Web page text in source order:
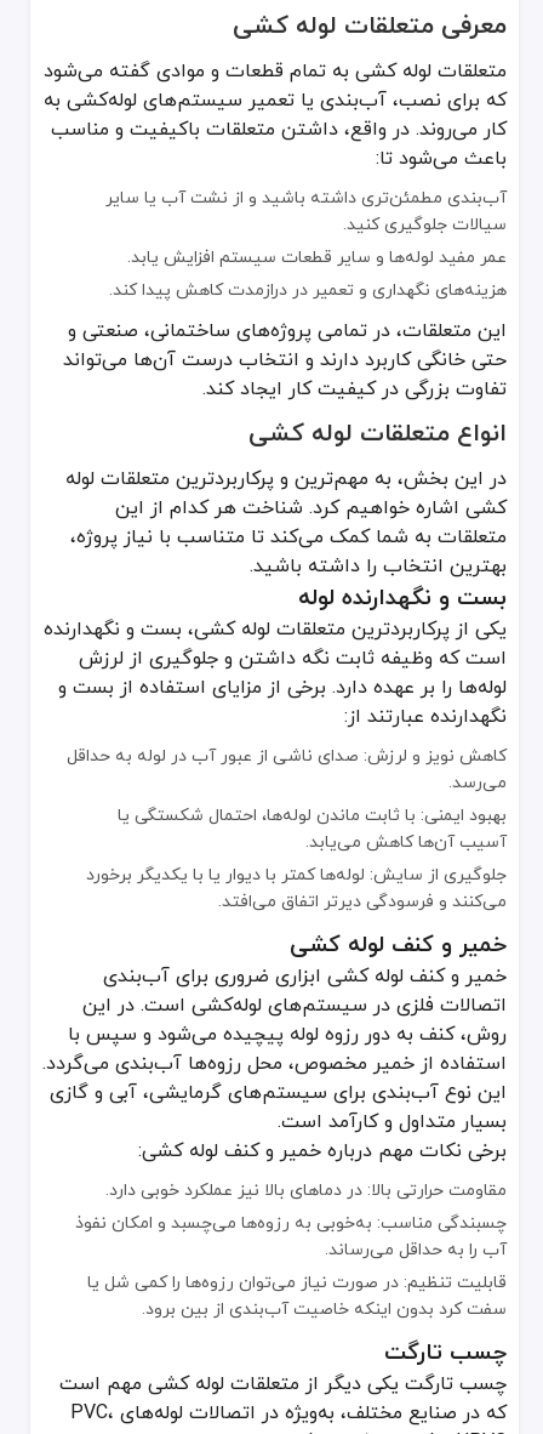
قدرت چسبندگی بالا: اتصالات را کاملاً محکم می‌کند.
سرعت خشک شدن مناسب: زمان انتظار برای تکمیل کار را کاهش
مقاومت شیمیایی: در برابر بسیاری از مواد شیمیایی و شوینده‌ها
هنگام استفاده از چسب تارگت، باید دقت کنید که محل اتصال کاملاً
تفلن مایع سیم ایتالیا
تفلن مایع سیم ایتالیا (یا به اختصار تفلن مایع) یکی از
آب‌بندی کامل و یکنواخت: به‌صورت یک لایه مایع رزوه را می‌پوشاند و
سهولت استفاده: تنها با یک حرکت ساده روی رزوه، آماده آب‌بندی
مقاومت حرارتی و شیمیایی: برای انواع لوله‌های فلزی و پلاستیکی
نحوه انتخاب متعلقات لوله کشی
برای انتخاب بهترین متعلقات لوله کشی، باید به عوامل مختلفی
کیفیت متعلقات
همیشه توجه داشته باشید که کیفیت و استاندارد بودن متعلقات
از فروشگاه‌ها و مراکز تخصصی خرید کنید.
از برندهای شناخته‌شده و معتبر بهره ببرید.
در صورت امکان، گواهی‌های کیفی و استاندارد محصول را بررسی کنید.
قیمت و اقتصادی بودن
هزینه نیز یکی از فاکتورهای تعیین‌کننده در انتخاب متعلقات
بررسی نیاز واقعی پروژه: گاهی خرید محصولات خیلی گران یا با ظرفیت
خرید عمده: در پروژه‌های بزرگ، خرید عمده می‌تواند هزینه نهایی را
شرایط نصب
در شرایط آب‌وهوایی مرطوب، گرم یا سرد و همچنین محیط‌های
نکات ایمنی و نگهداری متعلقات لوله کشی
ایمنی در هنگام کار
استفاده از دستکش و عینک ایمنی: برخی مواد شیمیایی مانند چسب
تهویه مناسب: در محیط‌های بسته، استشمام بخارات چسب یا خمیر
رعایت دستورالعمل سازنده: هر محصول ویژگی و دستورالعمل خاص خود
نگهداری و سرویس دوره‌ای
نگهداری صحیح از متعلقات لوله کشی و بررسی منظم اتصالات
بررسی دوره‌ای نشتی: تمام اتصال‌ها را از نظر وجود رطوبت یا چکه آب
سفت کردن رزوه‌ها: اگر در طول زمان اتصال کمی شل شده است،
تعویض مواد مصرفی: خمیر، کنف و چسب‌ها نیز تاریخ انقضا دارند.
در خرید متعلقات لوله‌کشی، درک دقیق از نقشه‌های اجرایی و فشار کاری
متعلقات لوله کشی نقش مهمی در تضمین کارایی و ایمنی سیستم‌های
قیمت متعلقات لوله‌کشی وابسته به جنس، نوع اتصال، برند، سایز و
بنابراین، با انتخاب آگاهانه متعلقات لوله کشی و رعایت نکات
معرفی متعلقات لوله کشی
متعلقات لوله کشی به تمام قطعات و موادی گفته می‌شود
که برای نصب، آب‌بندی یا تعمیر سیستم‌های لوله‌کشی به
کار می‌روند. در واقع، داشتن متعلقات باکیفیت و مناسب
باعث می‌شود تا:
آب‌بندی مطمئن‌تری داشته باشید و از نشت آب یا سایر
سیالات جلوگیری کنید.
عمر مفید لوله‌ها و سایر قطعات سیستم افزایش یابد.
هزینه‌های نگهداری و تعمیر در درازمدت کاهش پیدا کند.
این متعلقات، در تمامی پروژه‌های ساختمانی، صنعتی و
حتی خانگی کاربرد دارند و انتخاب درست آن‌ها می‌تواند
تفاوت بزرگی در کیفیت کار ایجاد کند.
انواع متعلقات لوله کشی
در این بخش، به مهم‌ترین و پرکاربردترین متعلقات لوله
کشی اشاره خواهیم کرد. شناخت هر کدام از این
متعلقات به شما کمک می‌کند تا متناسب با نیاز پروژه،
بهترین انتخاب را داشته باشید.
بست و نگهدارنده لوله
یکی از پرکاربردترین متعلقات لوله کشی، بست و نگهدارنده
است که وظیفه ثابت نگه داشتن و جلوگیری از لرزش
لوله‌ها را بر عهده دارد. برخی از مزایای استفاده از بست و
نگهدارنده عبارتند از:
کاهش نویز و لرزش: صدای ناشی از عبور آب در لوله به حداقل
می‌رسد.
بهبود ایمنی: با ثابت ماندن لوله‌ها، احتمال شکستگی یا
آسیب آن‌ها کاهش می‌یابد.
جلوگیری از سایش: لوله‌ها کمتر با دیوار یا با یکدیگر برخورد
می‌کنند و فرسودگی دیرتر اتفاق می‌افتد.
خمیر و کنف لوله کشی
خمیر و کنف لوله کشی ابزاری ضروری برای آب‌بندی
اتصالات فلزی در سیستم‌های لوله‌کشی است. در این
روش، کنف به دور رزوه لوله پیچیده می‌شود و سپس با
استفاده از خمیر مخصوص، محل رزوه‌ها آب‌بندی می‌گردد.
این نوع آب‌بندی برای سیستم‌های گرمایشی، آبی و گازی
بسیار متداول و کارآمد است.
برخی نکات مهم درباره خمیر و کنف لوله کشی:
مقاومت حرارتی بالا: در دماهای بالا نیز عملکرد خوبی دارد.
چسبندگی مناسب: به‌خوبی به رزوه‌ها می‌چسبد و امکان نفوذ
آب را به حداقل می‌رساند.
قابلیت تنظیم: در صورت نیاز می‌توان رزوه‌ها را کمی شل یا
سفت کرد بدون اینکه خاصیت آب‌بندی از بین برود.
چسب تارگت
چسب تارگت یکی دیگر از متعلقات لوله کشی مهم است
که در صنایع مختلف، به‌ویژه در اتصالات لوله‌های PVC،